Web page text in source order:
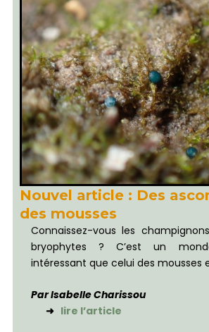
Nouvel article : Des
des mousses
Connaissez-vous les
bryophytes ? C’est un
intéressant que celui des mousses
Par Isabelle Charissou
➜ lire l’article